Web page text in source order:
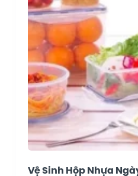
Vệ Sinh Hộp Nhựa